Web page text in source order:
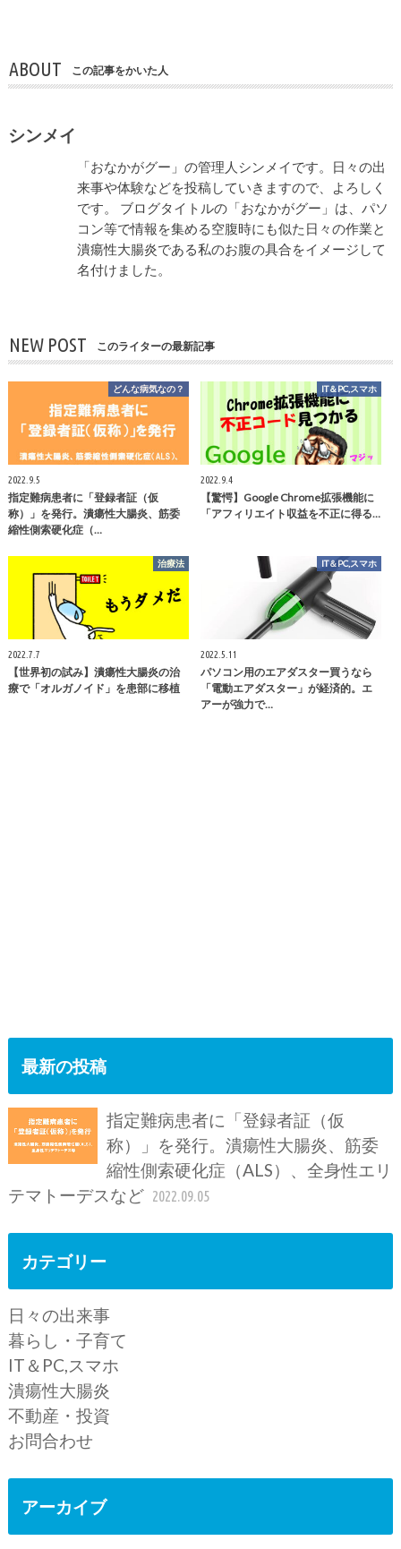
ABOUT この記事をかいた人
シンメイ
「おなかがグー」の管理人シンメイです。日々の出
来事や体験などを投稿していきますので、よろしく
です。 ブログタイトルの「おなかがグー」は、パソ
コン等で情報を集める空腹時にも似た日々の作業と
潰瘍性大腸炎である私のお腹の具合をイメージして
名付けました。
NEW POST このライターの最新記事
どんな病気なの？
2022.9.5
指定難病患者に「登録者証（仮
称）」を発行。潰瘍性大腸炎、筋委
縮性側索硬化症（…
IT＆PC,スマホ
2022.9.4
【驚愕】Google Chrome拡張機能に
「アフィリエイト収益を不正に得る…
治療法
2022.7.7
【世界初の試み】潰瘍性大腸炎の治
療で「オルガノイド」を患部に移植
IT＆PC,スマホ
2022.5.11
パソコン用のエアダスター買うなら
「電動エアダスター」が経済的。エ
アーが強力で…
最新の投稿
指定難病患者に「登録者証（仮
称）」を発行。潰瘍性大腸炎、筋委
縮性側索硬化症（ALS）、全身性エリ
テマトーデスなど 2022.09.05
カテゴリー
日々の出来事
暮らし・子育て
IT＆PC,スマホ
潰瘍性大腸炎
不動産・投資
お問合わせ
アーカイブ